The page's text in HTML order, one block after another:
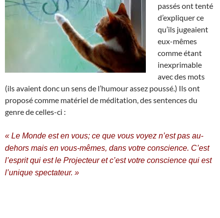
passés ont tenté
d’expliquer ce
qu’ils jugeaient
eux-mêmes
comme étant
inexprimable
avec des mots
(ils avaient donc un sens de l’humour assez poussé.) Ils ont
proposé comme matériel de méditation, des sentences du
genre de celles-ci :
« Le Monde est en vous; ce que vous voyez n’est pas au-
dehors mais en vous-mêmes, dans votre conscience. C’est
l’esprit qui est le Projecteur et c’est votre conscience qui est
l’unique spectateur. »